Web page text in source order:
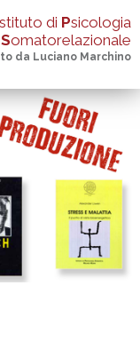
stituto di Psicologia
Somatorelazionale
da Luciano Marchino